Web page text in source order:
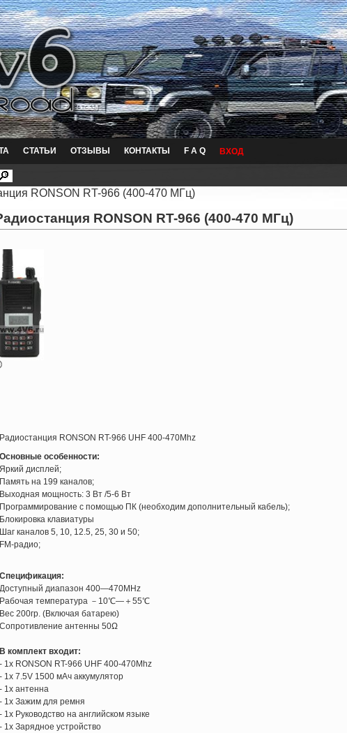
СТАТЬИ ОТЗЫВЫ КОНТАКТЫ F A Q ВХОД
RONSON RT-966 (400-470 МГц)
RONSON RT-966 (400-470 МГц)
Радиостанция RONSON RT-966 UHF 400-470Mhz
Основные особенности:
Яркий дисплей;
Память на 199 каналов;
Выходная мощность: 3 Вт /5-6 Вт
Программирование с помощью ПК (необходим дополнительный кабель);
Блокировка клавиатуры
Шаг каналов 5, 10, 12.5, 25, 30 и 50;
FM-радио;
Спецификация:
Доступный диапазон 400―470MHz
Рабочая температура －10℃―＋55℃
Вес 200гр. (Включая батарею)
Сопротивление антенны 50Ω
В комплект входит:
- 1x RONSON RT-966 UHF 400-470Mhz
- 1x 7.5V 1500 мАч аккумулятор
- 1x антенна
- 1x Зажим для ремня
- 1x Руководство на английском языке
- 1x Зарядное устройство